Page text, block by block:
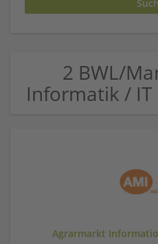
2 BWL/
Informatik /
Agrarmarkt